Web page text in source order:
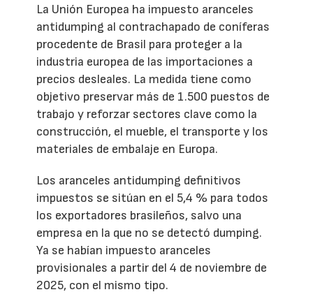
La Unión Europea ha impuesto aranceles
antidumping al contrachapado de coníferas
procedente de Brasil para proteger a la
industria europea de las importaciones a
precios desleales. La medida tiene como
objetivo preservar más de 1.500 puestos de
trabajo y reforzar sectores clave como la
construcción, el mueble, el transporte y los
materiales de embalaje en Europa.
Los aranceles antidumping definitivos
impuestos se sitúan en el 5,4 % para todos
los exportadores brasileños, salvo una
empresa en la que no se detectó dumping.
Ya se habían impuesto aranceles
provisionales a partir del 4 de noviembre de
2025, con el mismo tipo.